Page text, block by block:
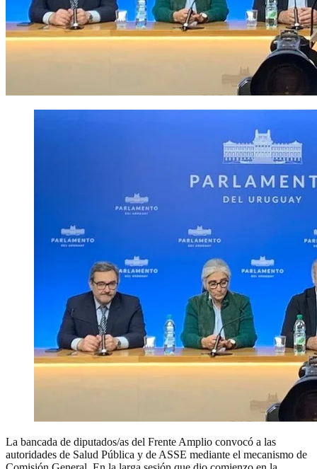
La bancada de diputados/as del Frente Amplio convocó a las
autoridades de Salud Pública y de ASSE mediante el mecanismo de